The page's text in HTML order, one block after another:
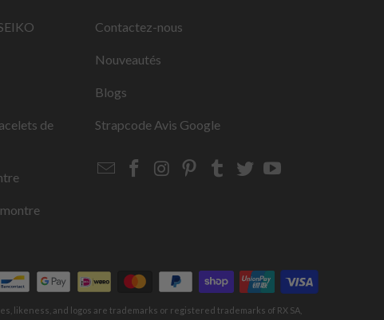
de
Contactez-nous
Nouveautés
Blogs
Strapcode Avis Google
EmailStrapcode
Strapcode
Strapcode
Strapcode
Strapcode
likeness, and logos are trademarks or registered trademarks of RX SA,